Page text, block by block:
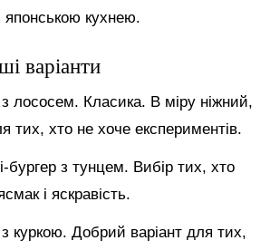
кухнею.
варіанти
лососем. Класика. В міру ніжний,
тих, хто не хоче експериментів.
бургер з тунцем. Вибір тих, хто
і яскравість.
куркою. Добрий варіант для тих,